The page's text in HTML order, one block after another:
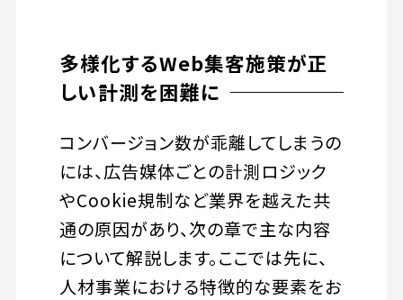
多様化するWeb集客施策が正
しい計測を困難に
コンバージョン数が乖離してしまうの
には、広告媒体ごとの計測ロジック
やCookie規制など業界を越えた共
通の原因があり、次の章で主な内容
について解説します。ここでは先に、
人材事業における特徴的な要素をお